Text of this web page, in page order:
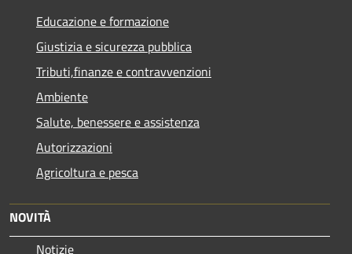
Educazione e formazione
Giustizia e sicurezza pubblica
Tributi,finanze e contravvenzioni
Ambiente
Salute, benessere e assistenza
Autorizzazioni
Agricoltura e pesca
NOVITÀ
Notizie